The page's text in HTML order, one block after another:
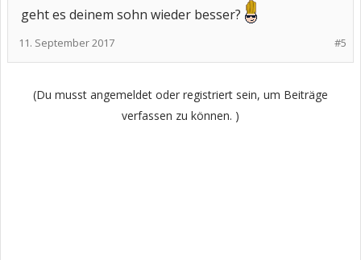
geht es deinem sohn wieder besser?
#5
11. September 2017
(Du musst angemeldet oder registriert sein, um Beiträge
verfassen zu können. )